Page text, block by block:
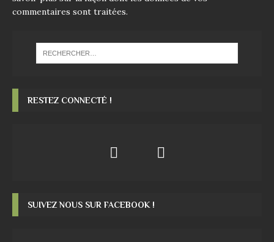
commentaires sont traitées.
RESTEZ CONNECTÉ !
SUIVEZ NOUS SUR FACEBOOK !